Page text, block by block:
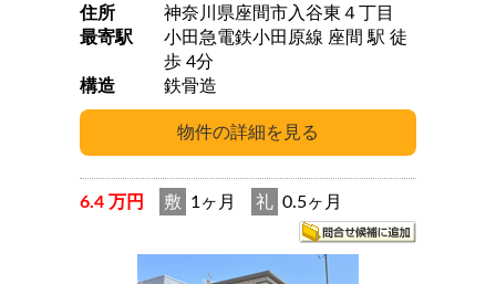
住所
神奈川県座間市入谷東４丁目
最寄駅
小田急電鉄小田原線 座間 駅 徒
歩 4分
構造
鉄骨造
6.4 万円 敷 1ヶ月 礼 0.5ヶ月